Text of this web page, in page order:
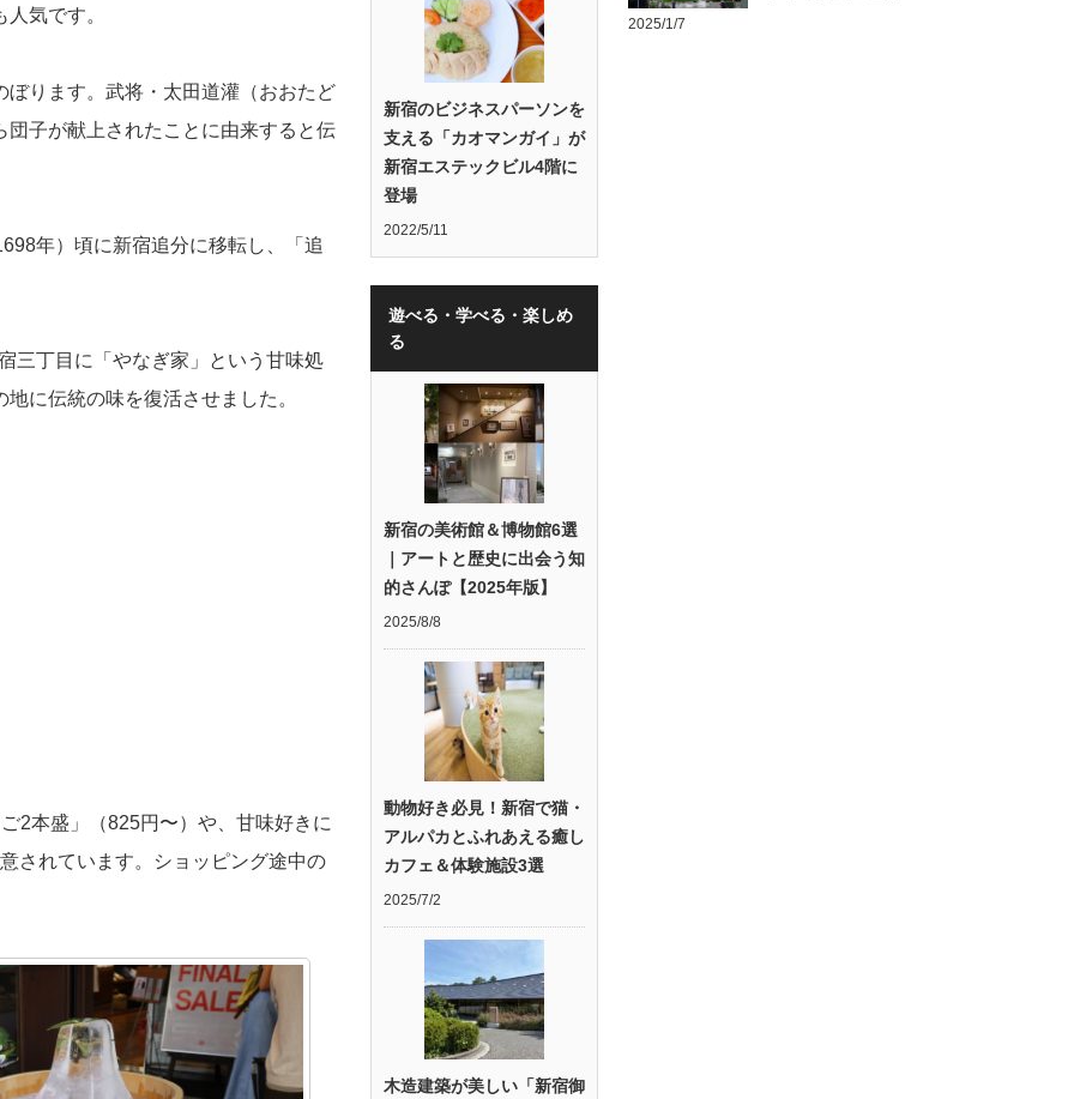
気です。
ります。武将・太田道灌（おおたど
子が献上されたことに由来すると伝
年）頃に新宿追分に移転し、「追
三丁目に「やなぎ家」という甘味処
に伝統の味を復活させました。
2本盛」（825円〜）や、甘味好きに
されています。ショッピング途中の
新宿のビジネスパーソンを
支える「カオマンガイ」が
新宿エステックビル4階に
登場
2022/5/11
遊べる・学べる・楽しめ
る
新宿の美術館＆博物館6選
｜アートと歴史に出会う知
的さんぽ【2025年版】
2025/8/8
動物好き必見！新宿で猫・
アルパカとふれあえる癒し
カフェ＆体験施設3選
2025/7/2
木造建築が美しい「新宿御
2025/1/7